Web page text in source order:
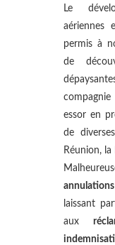
Le
aériennes
permis à
de
essor en
de
Réunion,
laissant
aux